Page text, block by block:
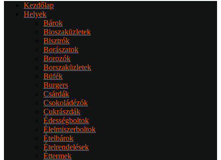
Kezdőlap
Helyek
Bárok
Bioszaküzletek
Bisztrók
Borászatok
Borozók
Borszaküzletek
Büfék
Burgers
Csárdák
Csokoládézók
Cukrászdák
Édességboltok
Élelmiszerboltok
Ételbárok
Ételrendelések
Éttermek